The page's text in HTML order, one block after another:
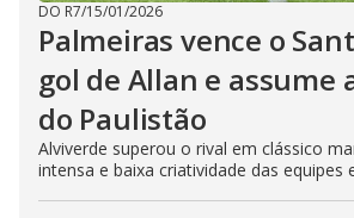
DO R7/15/01/2026
Palmeiras vence o
gol de Allan e assume
do Paulistão
Alviverde superou o rival em clássico
intensa e baixa criatividade das equipes